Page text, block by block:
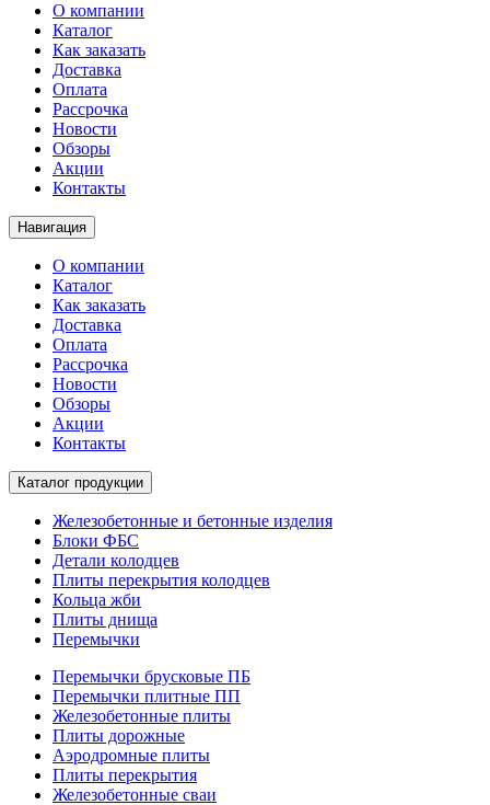
О компании
Каталог
Как заказать
Доставка
Оплата
Рассрочка
Новости
Обзоры
Акции
Контакты
Навигация
О компании
Каталог
Как заказать
Доставка
Оплата
Рассрочка
Новости
Обзоры
Акции
Контакты
Каталог продукции
Железобетонные и бетонные изделия
Блоки ФБС
Детали колодцев
Плиты перекрытия колодцев
Кольца жби
Плиты днища
Перемычки
Перемычки брусковые ПБ
Перемычки плитные ПП
Железобетонные плиты
Плиты дорожные
Аэродромные плиты
Плиты перекрытия
Железобетонные сваи